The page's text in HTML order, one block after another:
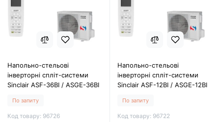
Напольно-стельові
інверторні спліт-системи
Sinclair ASF-36BI / ASGE-36BI
По запиту
Код товару: 96726
Напольно-стельові
інверторні спліт-системи
Sinclair ASF-12BI / ASGE-12BI
По запиту
Код товару: 96722